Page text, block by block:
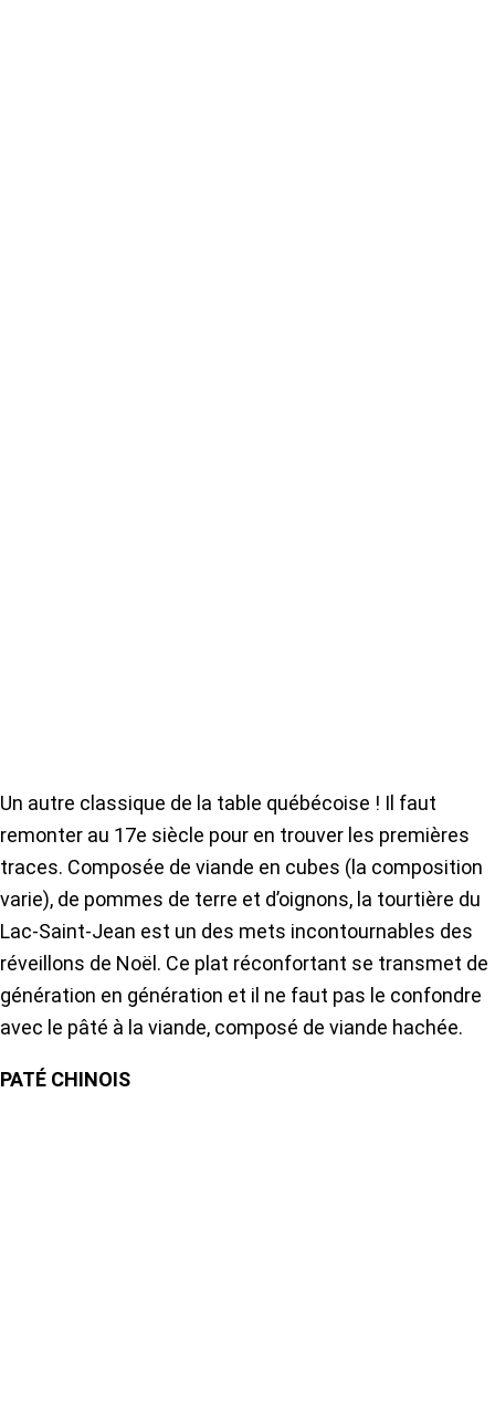
Un autre classique de la table québécoise ! Il faut
remonter au 17e siècle pour en trouver les premières
traces. Composée de viande en cubes (la composition
varie), de pommes de terre et d’oignons, la tourtière du
Lac-Saint-Jean est un des mets incontournables des
réveillons de Noël. Ce plat réconfortant se transmet de
génération en génération et il ne faut pas le confondre
avec le pâté à la viande, composé de viande hachée.
PATÉ CHINOIS